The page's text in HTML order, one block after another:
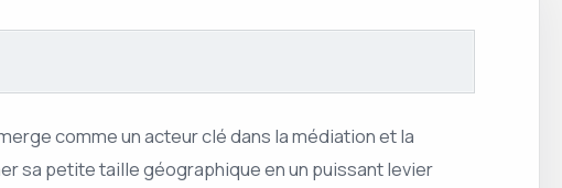
comme un acteur clé dans la médiation et la
sa petite taille géographique en un puissant levier